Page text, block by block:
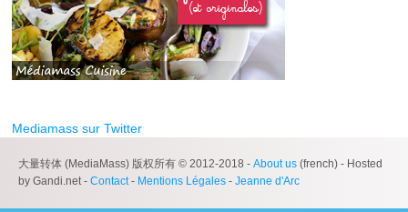
Mediamass sur Twitter
大量转体 (MediaMass) 版权所有 © 2012-2018 - About us (french) - Hosted
by Gandi.net - Contact- Mentions Légales - Jeanne d'Arc